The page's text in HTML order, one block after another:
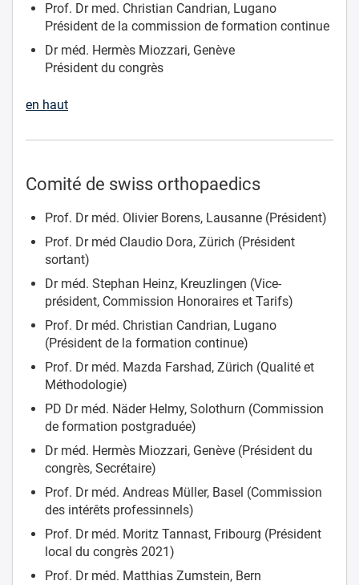
Prof. Dr med. Christian Candrian, Lugano
Président de la commission de formation continue
Dr méd. Hermès Miozzari, Genève
Président du congrès
en haut
Comité de swiss orthopaedics
Prof. Dr méd. Olivier Borens, Lausanne (Président)
Prof. Dr méd Claudio Dora, Zürich (Président
sortant)
Dr méd. Stephan Heinz, Kreuzlingen (Vice-
président, Commission Honoraires et Tarifs)
Prof. Dr méd. Christian Candrian, Lugano
(Président de la formation continue)
Prof. Dr méd. Mazda Farshad, Zürich (Qualité et
Méthodologie)
PD Dr méd. Näder Helmy, Solothurn (Commission
de formation postgraduée)
Dr méd. Hermès Miozzari, Genève (Président du
congrès, Secrétaire)
Prof. Dr méd. Andreas Müller, Basel (Commission
des intérêts professinnels)
Prof. Dr méd. Moritz Tannast, Fribourg (Président
local du congrès 2021)
Prof. Dr méd. Matthias Zumstein, Bern